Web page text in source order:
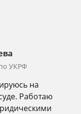
УКРФ
на
Работаю